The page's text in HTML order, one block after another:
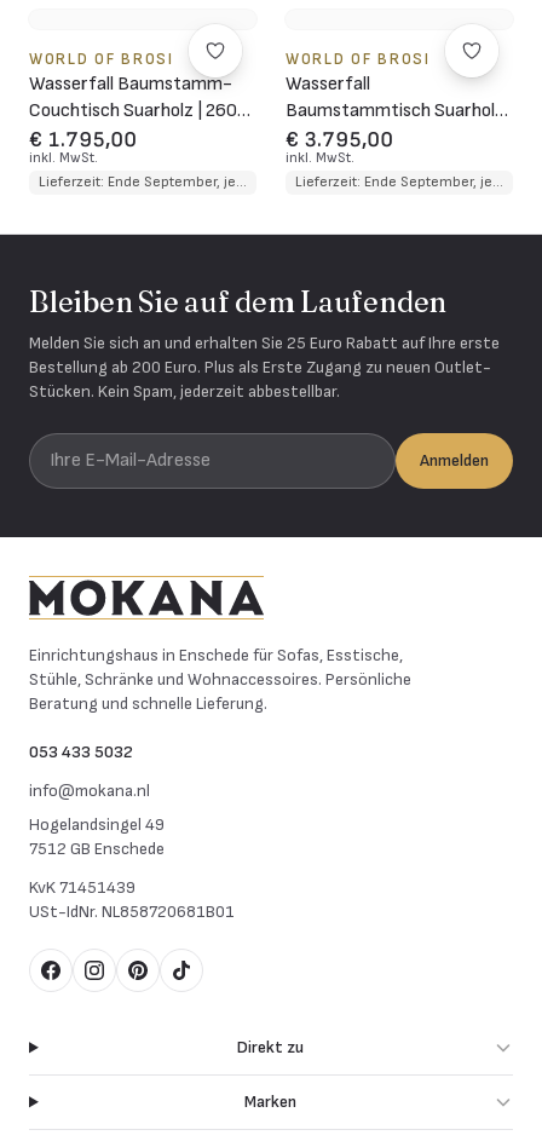
WORLD OF BROSI
Wasserfall Baumstamm-
Couchtisch Suarholz | 260
cm
€ 1.795,00
inkl. MwSt.
Lieferzeit: Ende September, jetzt reservierbar
WORLD OF BROSI
Wasserfall
Baumstammtisch Suarholz |
260 cm
€ 3.795,00
inkl. MwSt.
Lieferzeit: Ende September, jetzt reservierbar
Bleiben Sie auf dem Laufenden
Melden Sie sich an und erhalten Sie 25 Euro Rabatt auf Ihre erste
Bestellung ab 200 Euro. Plus als Erste Zugang zu neuen Outlet-
Stücken. Kein Spam, jederzeit abbestellbar.
Ihre E-Mail-Adresse
Anmelden
Einrichtungshaus in Enschede für Sofas, Esstische,
Stühle, Schränke und Wohnaccessoires. Persönliche
Beratung und schnelle Lieferung.
053 433 5032
info@mokana.nl
Hogelandsingel 49
7512 GB Enschede
KvK71451439
USt-IdNr. NL858720681B01
FacebookInstagram
Pinterest
TikTok
Direkt zu
Marken